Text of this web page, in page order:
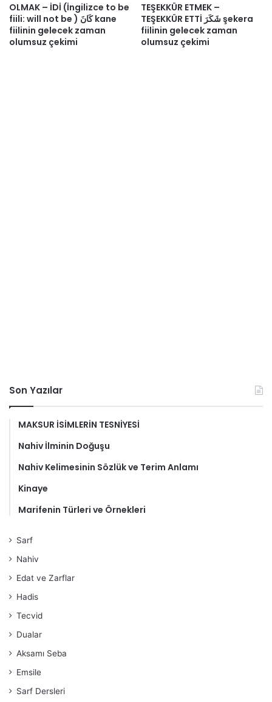
OLMAK – İDİ (İngilizce to be
fiili: will not be ) كَانَ kane
fiilinin gelecek zaman
olumsuz çekimi
TEŞEKKÜR ETMEK –
TEŞEKKÜR ETTİ شَكَرَ şekera
fiilinin gelecek zaman
olumsuz çekimi
Son Yazılar
MAKSUR İSİMLERİN TESNİYESİ
Nahiv İlminin Doğuşu
Nahiv Kelimesinin Sözlük ve Terim Anlamı
Kinaye
Marifenin Türleri ve Örnekleri
Sarf
Nahiv
Edat ve Zarflar
Hadis
Tecvid
Dualar
Aksamı Seba
Emsile
Sarf Dersleri